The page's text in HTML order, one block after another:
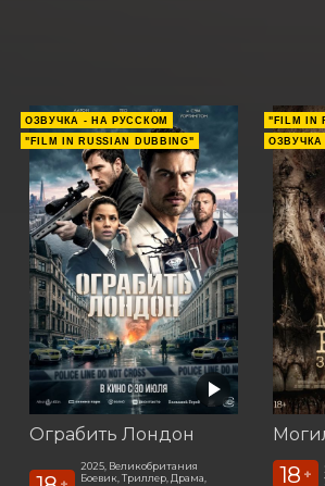
ОЗВУЧКА - НА РУССКОМ
"FILM IN RUSSIAN DUBBING"
Ограбить Лондон
2025, Великобритания
Боевик, Триллер, Драма,
"FILM IN
18 +